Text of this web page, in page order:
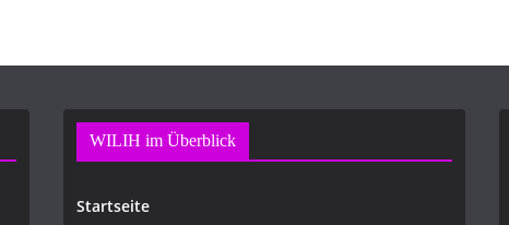
WILIH im Überblick
Startseite